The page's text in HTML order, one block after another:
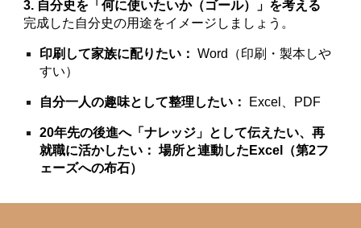
3. 自分史を「何に使いたいか（ゴール）」を考える
完成した自分史の用途をイメージしましょう。
印刷して家族に配りたい： Word（印刷・製本しや
すい）
自分一人の趣味として整理したい： Excel、PDF
20年先の後進へ「ナレッジ」として伝えたい、再
就職に活かしたい：
場所と連動したExcel（第2フ
ェーズへの布石）